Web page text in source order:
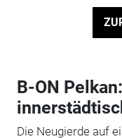
B-ON
Die Neugierde auf